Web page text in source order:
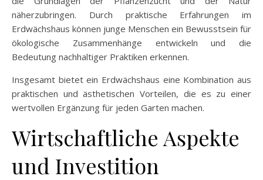
näherzubringen. Durch praktische Erfahrungen im
Erdwächshaus können junge Menschen ein Bewusstsein für
ökologische Zusammenhänge entwickeln und die
Bedeutung nachhaltiger Praktiken erkennen.
Insgesamt bietet ein Erdwächshaus eine Kombination aus
praktischen und ästhetischen Vorteilen, die es zu einer
wertvollen Ergänzung für jeden Garten machen.
Wirtschaftliche Aspekte
und Investition